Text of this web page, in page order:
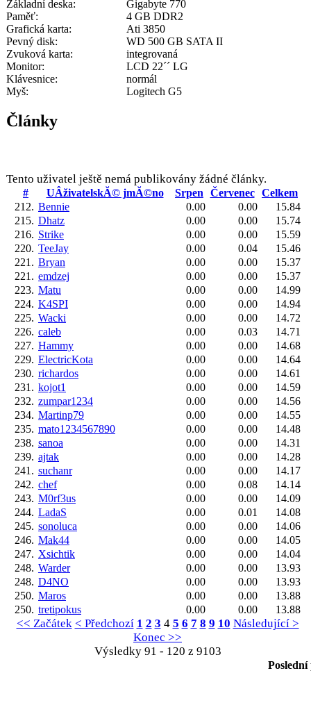
Základní deska:
Gigabyte 770
Paměť:
4 GB DDR2
Grafická karta:
Ati 3850
Pevný disk:
WD 500 GB SATA II
Zvuková karta:
integrovaná
Monitor:
LCD 22´´ LG
Klávesnice:
normál
Myš:
Logitech G5
Články
Tento uživatel ještě nemá publikovány žádné články.
# UÂživatelskĂ© jmĂ©no Srpen Červenec
Celkem
212. Bennie 0.00 0.00
15.84
215. Dhatz 0.00 0.00
15.74
216. Strike 0.00 0.00
15.59
220. TeeJay 0.00 0.04
15.46
221. Bryan 0.00 0.00
15.37
221. emdzej 0.00 0.00
15.37
223. Matu 0.00 0.00
14.99
224. K4SPI 0.00 0.00
14.94
225. Wacki 0.00 0.00
14.72
226. caleb 0.00 0.03
14.71
227. Hammy 0.00 0.00
14.68
229. ElectricKota 0.00 0.00
14.64
230. richardos 0.00 0.00
14.61
231. kojot1 0.00 0.00
14.59
232. zumpar1234 0.00 0.00
14.56
234. Martinp79 0.00 0.00
14.55
235. mato1234567890 0.00 0.00
14.48
238. sanoa 0.00 0.00
14.31
239. ajtak 0.00 0.00
14.28
241. suchanr 0.00 0.00
14.17
242. chef 0.00 0.08
14.14
243. M0rf3us 0.00 0.00
14.09
244. LadaS 0.00 0.01
14.08
245. sonoluca 0.00 0.00
14.06
246. Mak44 0.00 0.00
14.05
247. Xsichtik 0.00 0.00
14.04
248. Warder 0.00 0.00
13.93
248. D4NO 0.00 0.00
13.93
250. Maros 0.00 0.00
13.88
250. tretipokus 0.00 0.00 13.88
<< Začátek < Předchozí 1 2 3 4 5 6 7 8 9 10 Následující >
Konec >>
Výsledky 91 - 120 z 9103